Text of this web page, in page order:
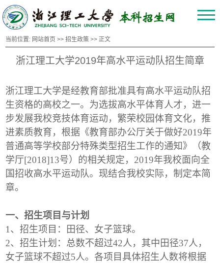
当前位置: 网站首页 >>招生政策 >> 正文
浙江理工大学2019年高水平运动队招生简章
浙江理工大学是经教育部批准具有高水平运动队招
生资格的高校之一。为选拔高水平体育人才，进一
步发展我校竞技体育运动，繁荣校园体育文化，推
进素质教育，根据《教育部办公厅关于做好2019年
普通高等学校部分特殊类型招生工作的通知》（教
学厅[2018]13号）的相关规定，2019年我校面向全
国招收高水平运动队。现结合我校实际，制定本简
章。
一、招生项目与计划
1 、招生项目：田径、女子篮球。
2、招生计划：总数不超过42人，其中田径37人，
女子篮球不超过5人。各项目具体招生人数将根据